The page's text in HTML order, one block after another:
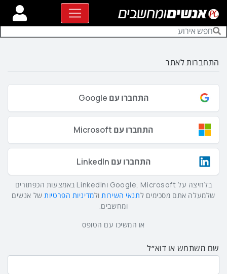
התחברות לאתר
התחברו עם Google
התחברו עם Microsoft
התחברו עם LinkedIn
בלחיצה על Google, Microsoft וLinkedIn באמצעות הכפתורים
שלמעלה אתם מסכימים לתנאי השירותולמדיניות הפרטיותשל אנשים
ומחשבים.
או המשיכו עם הטופס
שם משתמש או דוא״ל